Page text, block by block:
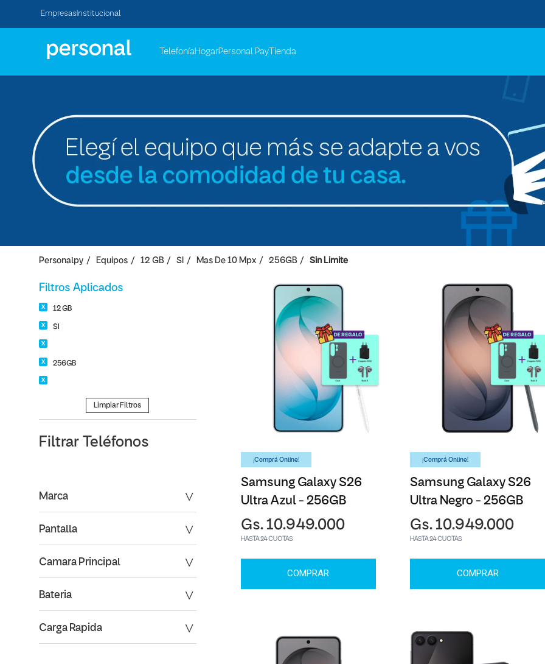
Empresas Institucional
TelefoníaHogarPersonal Pay Tienda
Personalpy Equipos 12 GB SI Mas De 10 Mpx 256GB Sin Limite
Filtros Aplicados
12 GB
SI
256GB
Limpiar Filtros
Filtrar Teléfonos
Marca
Pantalla
Carga Rapida
Camara Principal
Bateria
¡Comprá Online!
Samsung Galaxy S26
Ultra Azul - 256GB
Gs. 10.949.000
HASTA 24 CUOTAS
COMPRAR
¡Comprá Online!
Samsung Galaxy S26
Ultra Negro - 256GB
Gs. 10.949.000
HASTA 24 CUOTAS
COMPRAR